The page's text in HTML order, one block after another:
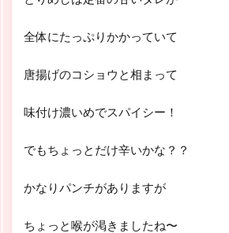
全体にたっぷりかかっていて
唐揚げのコショウと相まって
味付け濃いめでスパイシー！
でもちょっとだけ辛いかな？？
かなりパンチがありますが
ちょっと喉が渇きましたね〜